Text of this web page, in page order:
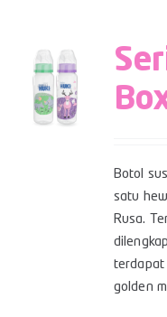
Botol
satu
Rusa.
terdapat
golden